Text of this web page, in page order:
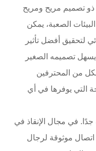
ذو تصميم مريح ومريح
الصعبة، يمكن
لتحقيق أفضل تأثير
تصميمه الصغير
من المحترفين
التي يوفرها في أي
جدًا. في مجال الإنقاذ في
موثوقة لرجال